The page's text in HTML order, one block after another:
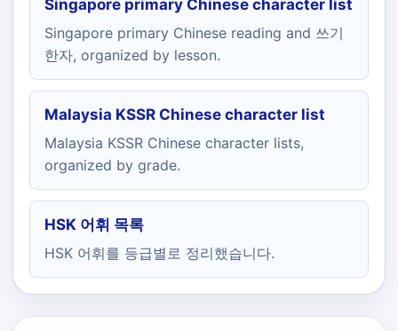
Singapore primary Chinese character list
Singapore primary Chinese reading and 쓰기
한자, organized by lesson.
Malaysia KSSR Chinese character list
Malaysia KSSR Chinese character lists,
organized by grade.
HSK 어휘 목록
HSK 어휘를 등급별로 정리했습니다.